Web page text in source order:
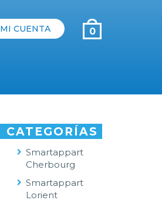
MI CUENTA 0
CATEGORÍAS
Smartappart
Cherbourg
Smartappart
Lorient